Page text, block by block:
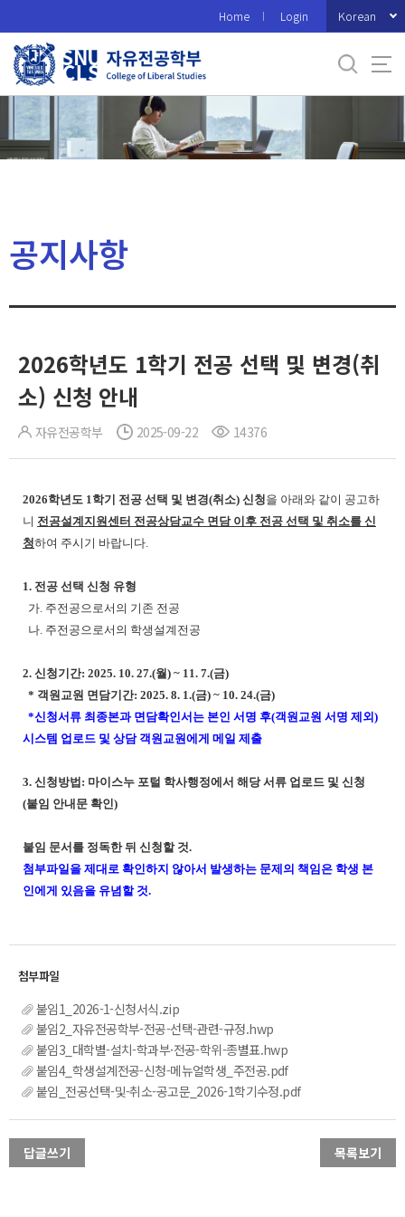
로
메
Home Login Korean
공지사항
2026학년도 1학기 전공 선택 및 변경(취
소) 신청 안내
자유전공학부 2025-09-22 14376
2026학년도 1학기 전공 선택 및 변경(취소) 신청을 아래와 같이 공고하
니 전공설계지원센터 전공상담교수 면담 이후 전공 선택 및 취소를 신
청하여 주시기 바랍니다.
1. 전공 선택 신청 유형
가. 주전공으로서의 기존 전공
나. 주전공으로서의 학생설계전공
2. 신청기간: 2025. 10. 27.(월) ~ 11. 7.(금)
* 객원교원 면담기간: 2025. 8. 1.(금) ~ 10. 24.(금)
*신청서류 최종본과 면담확인서는 본인 서명 후(객원교원 서명 제외)
시스템 업로드 및 상담 객원교원에게 메일 제출
3. 신청방법: 마이스누 포털 학사행정에서 해당 서류 업로드 및 신청
(붙임 안내문 확인)
붙임 문서를 정독한 뒤 신청할 것.
첨부파일을 제대로 확인하지 않아서 발생하는 문제의 책임은 학생 본
인에게 있음을 유념할 것.
붙임1_2026-1-신청서식.zip
붙임2_자유전공학부-전공-선택-관련-규정.hwp
붙임3_대학별-설치-학과부·전공-학위-종별표.hwp
붙임4_학생설계전공-신청-메뉴얼학생_주전공.pdf
붙임_전공선택-및-취소-공고문_2026-1학기수정.pdf
답글쓰기 목록보기